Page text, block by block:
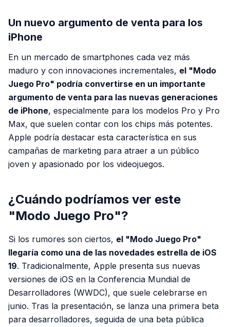
Un nuevo argumento de venta para los
iPhone
En un mercado de smartphones cada vez más
maduro y con innovaciones incrementales, el "Modo
Juego Pro" podría convertirse en un importante
argumento de venta para las nuevas generaciones
de iPhone, especialmente para los modelos Pro y Pro
Max, que suelen contar con los chips más potentes.
Apple podría destacar esta característica en sus
campañas de marketing para atraer a un público
joven y apasionado por los videojuegos.
¿Cuándo podríamos ver este
"Modo Juego Pro"?
Si los rumores son ciertos, el "Modo Juego Pro"
llegaría como una de las novedades estrella de iOS
19. Tradicionalmente, Apple presenta sus nuevas
versiones de iOS en la Conferencia Mundial de
Desarrolladores (WWDC), que suele celebrarse en
junio. Tras la presentación, se lanza una primera beta
para desarrolladores, seguida de una beta pública